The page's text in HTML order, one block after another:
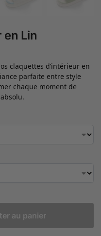
en Lin
claquettes d’intérieur en
parfaite entre style
chaque moment de
au panier